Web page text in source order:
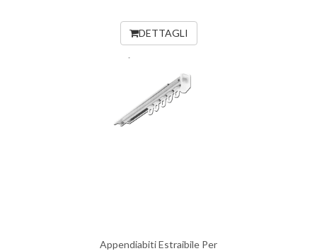
DETTAGLI
Appendiabiti Estraibile Per